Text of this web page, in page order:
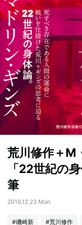
荒川修作＋M
「22世紀の
筆
2019.12.23 Mon
#磯崎新 #荒川修作